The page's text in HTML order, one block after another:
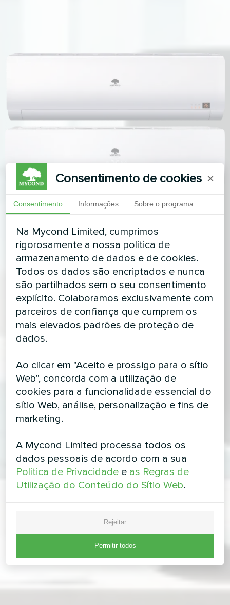
Consentimento de cookies ×
Consentimento Informações Sobre o programa
Na Mycond Limited, cumprimos
rigorosamente a nossa política de
armazenamento de dados e de cookies.
Todos os dados são encriptados e nunca
são partilhados sem o seu consentimento
explícito. Colaboramos exclusivamente com
parceiros de confiança que cumprem os
mais elevados padrões de proteção de
dados.
Ao clicar em "Aceito e prossigo para o sítio
Web", concorda com a utilização de
cookies para a funcionalidade essencial do
sítio Web, análise, personalização e fins de
marketing.
A Mycond Limited processa todos os
dados pessoais de acordo com a sua
Política de Privacidade e as Regras de
Utilização do Conteúdo do Sítio Web.
Rejeitar
Permitir todos